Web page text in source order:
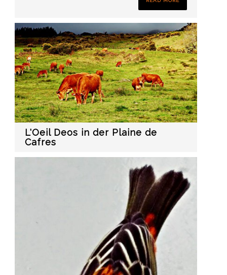
L'Oeil Deos in der Plaine de
Cafres